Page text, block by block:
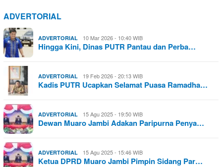
ADVERTORIAL
ADVERTORIAL 10 Mar 2026 - 10:40 WIB
Hingga Kini, Dinas PUTR Pantau dan Perba…
ADVERTORIAL 19 Feb 2026 - 20:13 WIB
Kadis PUTR Ucapkan Selamat Puasa Ramadha…
ADVERTORIAL 15 Agu 2025 - 19:50 WIB
Dewan Muaro Jambi Adakan Paripurna Penya…
ADVERTORIAL 15 Agu 2025 - 15:46 WIB
Ketua DPRD Muaro Jambi Pimpin Sidang Par…